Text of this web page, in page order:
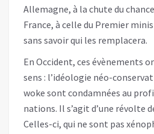
Allemagne, à la chute du
France, à celle du Premier
sans savoir qui les remplacera.
En Occident, ces évènements
sens : l’idéologie néo-
woke sont condamnées au
nations. Il s’agit d’une révolte
Celles-ci, qui ne sont pas